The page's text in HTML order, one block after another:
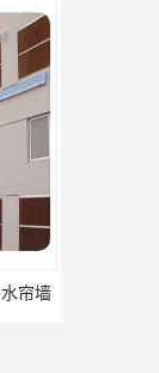
南安温室降温排气扇批发厂家 力顺电器有限公司